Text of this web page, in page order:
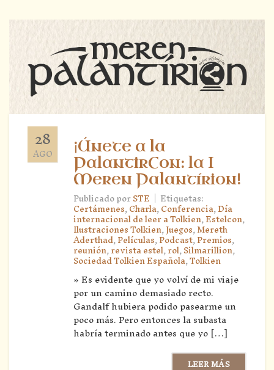
28
AGO
¡Únete a la
PalantirCon: la I
Meren Palantírion!
Publicado porSTE | Etiquetas:
Certámenes,Charla,Conferencia,Día
internacional de leer a Tolkien,Estelcon,
Ilustraciones Tolkien,Juegos,Mereth
Aderthad,Películas,Podcast,Premios,
reunión,revista estel,rol,Silmarillion,
Sociedad Tolkien Española,Tolkien
» Es evidente que yo volví de mi viaje
por un camino demasiado recto.
Gandalf hubiera podido pasearme un
poco más. Pero entonces la subasta
habría terminado antes que yo […]
LEER MÁS